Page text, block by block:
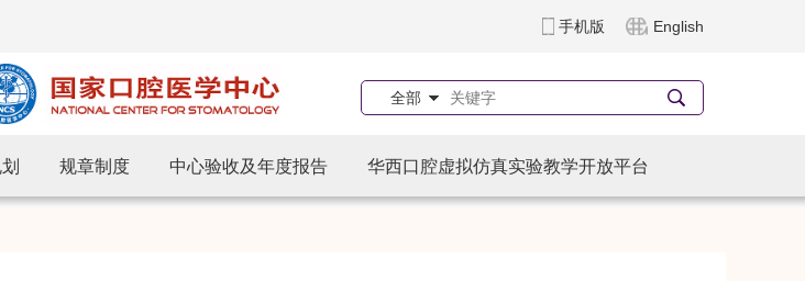
手机版 English
全部
规章制度 中心验收及年度报告 华西口腔虚拟仿真实验教学开放平台